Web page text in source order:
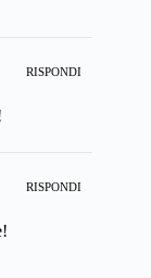
RISPONDI
RISPONDI